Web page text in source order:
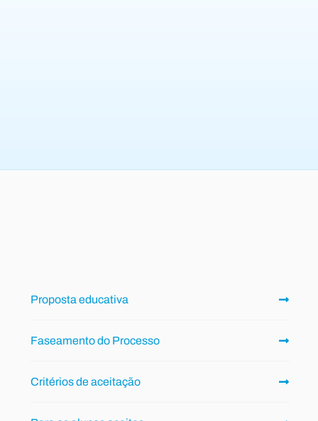
Proposta educativa
Faseamento do Processo
Critérios de aceitação